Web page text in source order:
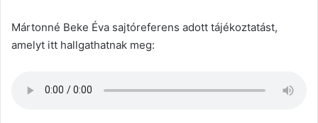
Mártonné Beke Éva sajtóreferens adott tájékoztatást,
amelyt itt hallgathatnak meg: